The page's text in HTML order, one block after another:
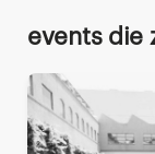
Events